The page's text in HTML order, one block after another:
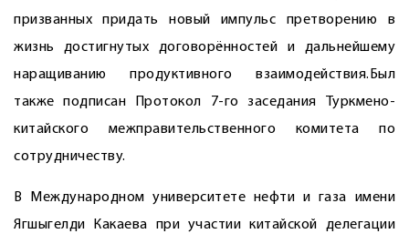
призванных придать новый импульс претворению в
жизнь достигнутых договорённостей и дальнейшему
наращиванию продуктивного взаимодействия.Был
также подписан Протокол 7-го заседания Туркмено-
китайского межправительственного комитета по
сотрудничеству.
В Международном университете нефти и газа имени
Ягшыгелди Какаева при участии китайской делегации